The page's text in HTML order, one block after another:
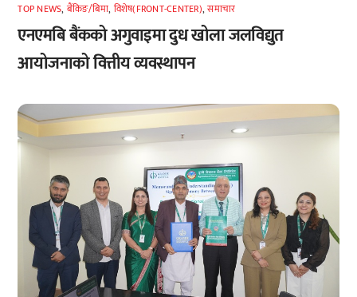
TOP NEWS, बैंकिङ/बिमा, विशेष(FRONT-CENTER),समाचार
एनएमबि बैंकको अगुवाइमा दुध खोला जलविद्युत
आयोजनाको वित्तीय व्यवस्थापन